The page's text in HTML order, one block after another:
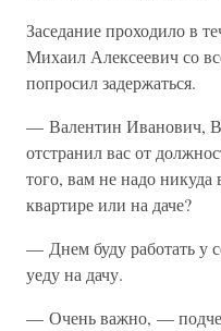
Заседание проходило в
Михаил Алексеевич со
попросил задержаться.
— Валентин Иванович,
отстранил вас от
того, вам не надо
квартире или на даче?
— Днем буду работать у
уеду на дачу.
— Очень важно, —